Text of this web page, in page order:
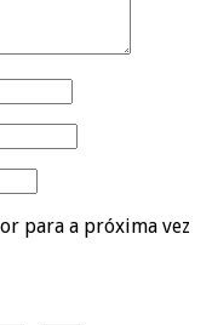
para a próxima vez